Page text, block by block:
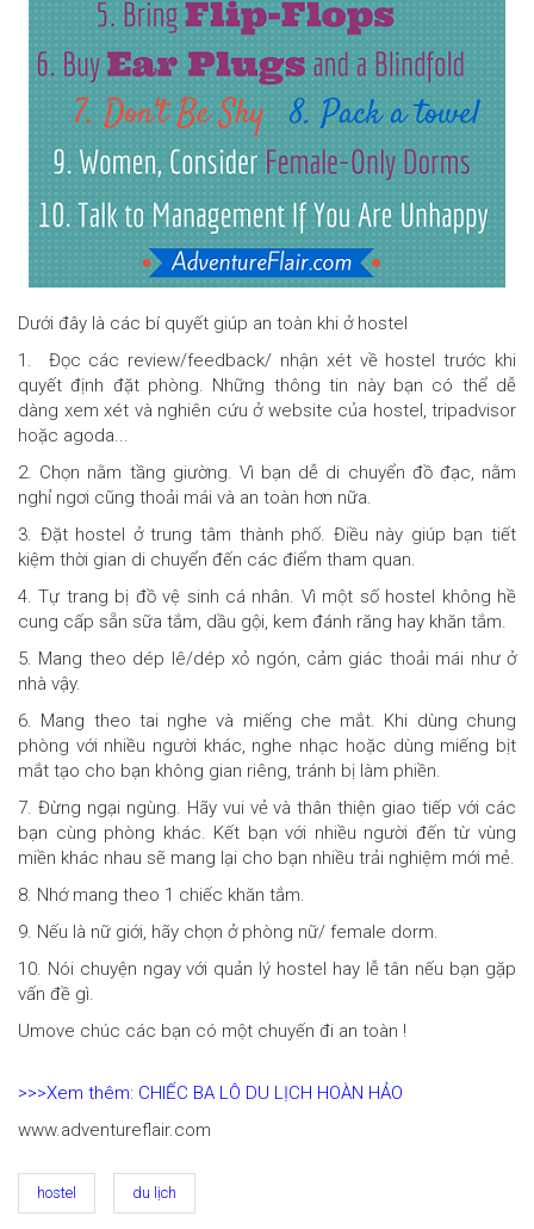
Dưới đây là các bí quyết giúp an toàn khi ở hostel
1. Đọc các review/feedback/ nhận xét về hostel trước khi
quyết định đặt phòng. Những thông tin này bạn có thể dễ
dàng xem xét và nghiên cứu ở website của hostel, tripadvisor
hoặc agoda...
2. Chọn nằm tầng giường. Vì bạn dễ di chuyển đồ đạc, nằm
nghỉ ngơi cũng thoải mái và an toàn hơn nữa.
3. Đặt hostel ở trung tâm thành phố. Điều này giúp bạn tiết
kiệm thời gian di chuyển đến các điểm tham quan.
4. Tự trang bị đồ vệ sinh cá nhân. Vì một số hostel không hề
cung cấp sẵn sữa tắm, dầu gội, kem đánh răng hay khăn tắm.
5. Mang theo dép lê/dép xỏ ngón, cảm giác thoải mái như ở
nhà vậy.
6. Mang theo tai nghe và miếng che mắt. Khi dùng chung
phòng với nhiều người khác, nghe nhạc hoặc dùng miếng bịt
mắt tạo cho bạn không gian riêng, tránh bị làm phiền.
7. Đừng ngại ngùng. Hãy vui vẻ và thân thiện giao tiếp với các
bạn cùng phòng khác. Kết bạn với nhiều người đến từ vùng
miền khác nhau sẽ mang lại cho bạn nhiều trải nghiệm mới mẻ.
8. Nhớ mang theo 1 chiếc khăn tắm.
9. Nếu là nữ giới, hãy chọn ở phòng nữ/ female dorm.
10. Nói chuyện ngay với quản lý hostel hay lễ tân nếu bạn gặp
vấn đề gì.
Umove chúc các bạn có một chuyến đi an toàn !
>>>Xem thêm: CHIẾC BA LÔ DU LỊCH HOÀN HẢO
www.adventureflair.com
hostel du lịch